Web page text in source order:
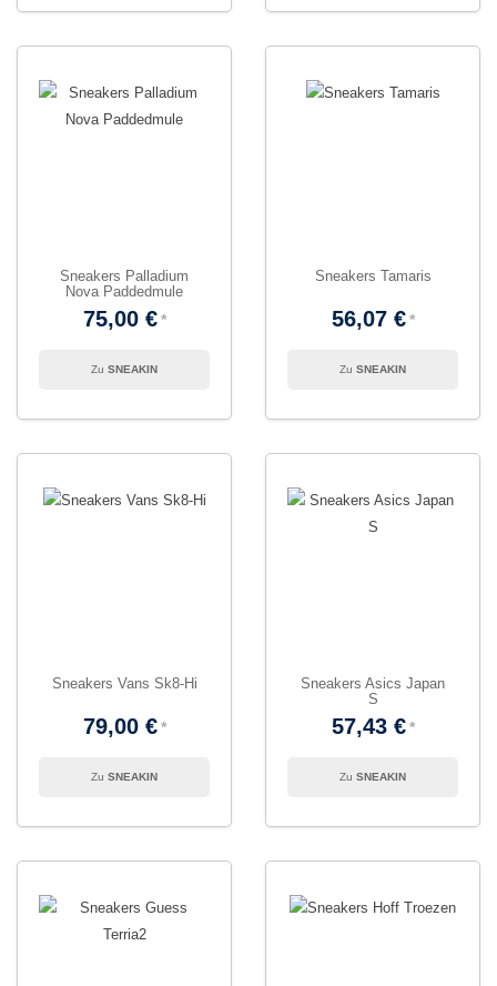
Sneakers Palladium
Nova Paddedmule
75,00 €
SNEAKIN
Sneakers Tamaris
56,07 €
SNEAKIN
Sneakers Vans Sk8-Hi
79,00 €
SNEAKIN
Sneakers Asics Japan
S
57,43 €
SNEAKIN